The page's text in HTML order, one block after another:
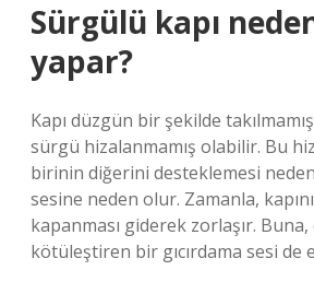
Sürgülü kapı
yapar?
Kapı düzgün bir şekilde
sürgü hizalanmamış olabilir. Bu
birinin diğerini desteklemesi
sesine neden olur. Zamanla,
kapanması giderek zorlaşır.
kötüleştiren bir gıcırdama sesi de